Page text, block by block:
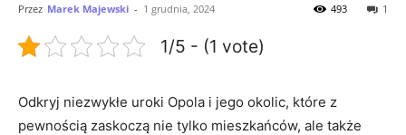
Przez Marek Majewski - 1 grudnia, 2024 1
493
1/5 - (1 vote)
Odkryj niezwykłe uroki Opola i jego ⁣okolic, które z
pewnością zaskoczą nie tylko mieszkańców, ale także